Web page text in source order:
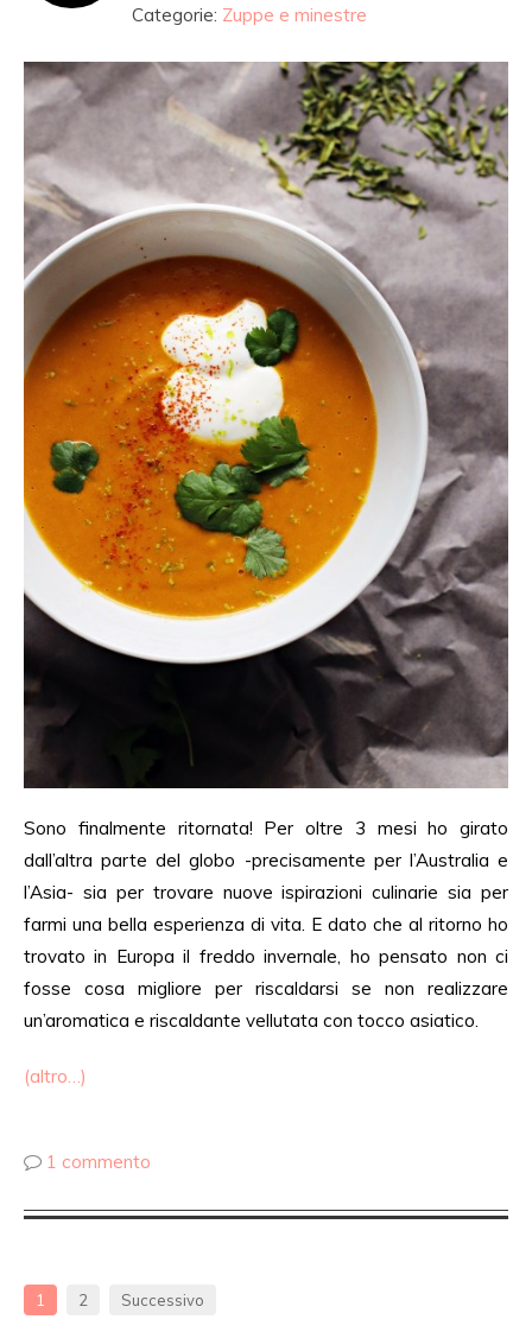
Categorie: Zuppe e minestre
Sono finalmente ritornata! Per oltre 3 mesi ho girato
dall’altra parte del globo -precisamente per l’Australia e
l’Asia- sia per trovare nuove ispirazioni culinarie sia per
farmi una bella esperienza di vita. E dato che al ritorno ho
trovato in Europa il freddo invernale, ho pensato non ci
fosse cosa migliore per riscaldarsi se non realizzare
un’aromatica e riscaldante vellutata con tocco asiatico.
(altro…)
1 commento
1 2 Successivo